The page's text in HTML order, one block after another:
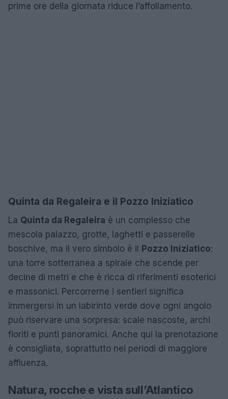
prime ore della giornata riduce l’affollamento.
Quinta da Regaleira e il Pozzo Iniziatico
La Quinta da Regaleira è un complesso che
mescola palazzo, grotte, laghetti e passerelle
boschive, ma il vero simbolo è il Pozzo Iniziatico:
una torre sotterranea a spirale che scende per
decine di metri e che è ricca di riferimenti esoterici
e massonici. Percorrerne i sentieri significa
immergersi in un labirinto verde dove ogni angolo
può riservare una sorpresa: scale nascoste, archi
fioriti e punti panoramici. Anche qui la prenotazione
è consigliata, soprattutto nei periodi di maggiore
affluenza.
Natura, rocche e vista sull’Atlantico